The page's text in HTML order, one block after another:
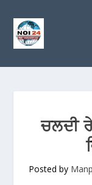
ਚਲਦੀ
Posted by